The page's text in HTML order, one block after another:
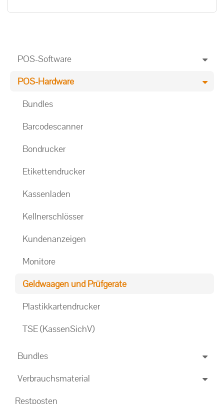
POS-Software
POS-Hardware
Bundles
Barcodescanner
Bondrucker
Etikettendrucker
Kassenladen
Kellnerschlösser
Kundenanzeigen
Monitore
Geldwaagen und Prüfgeräte
Plastikkartendrucker
TSE (KassenSichV)
Bundles
Verbrauchsmaterial
Restposten